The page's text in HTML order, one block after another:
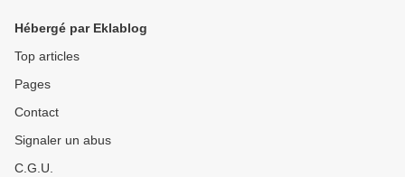
Hébergé par Eklablog
Top articles
Pages
Contact
Signaler un abus
C.G.U.